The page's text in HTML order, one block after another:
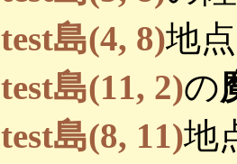
test島(4, 8)地
test島(11, 2)の
test島(8, 11)地